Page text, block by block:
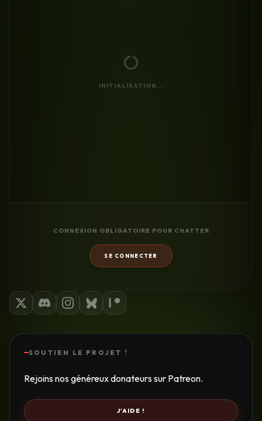
INITIALISATION...
CONNEXION OBLIGATOIRE POUR CHATTER
SE CONNECTER
SOUTIEN LE PROJET !
Rejoins nos généreux donateurs sur Patreon.
J'AIDE !